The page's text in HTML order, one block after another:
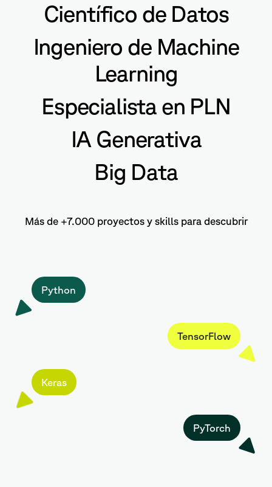
Científico de Datos
Ingeniero de Machine
Learning
Especialista en PLN
IA Generativa
Big Data
Más de +7.000 proyectos y skills para descubrir
Python
TensorFlow
Keras
PyTorch